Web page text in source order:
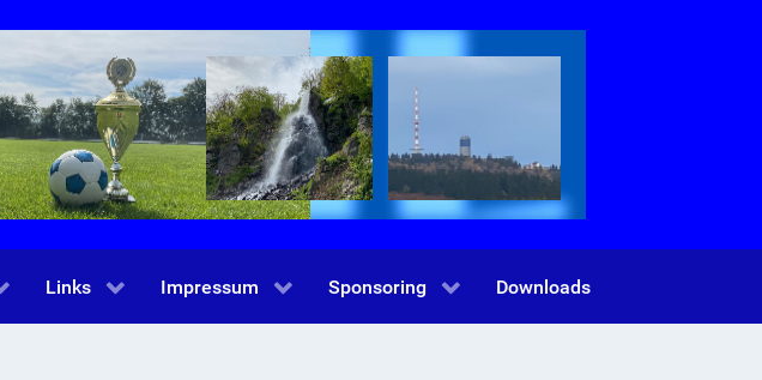
Links Impressum Sponsoring Downloads